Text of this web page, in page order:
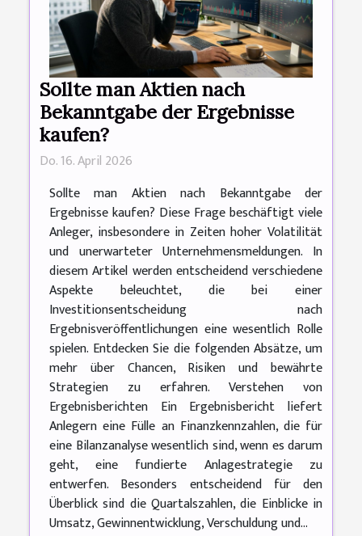
Sollte man Aktien nach
Bekanntgabe der Ergebnisse
kaufen?
Do. 16. April 2026
Sollte man Aktien nach Bekanntgabe der
Ergebnisse kaufen? Diese Frage beschäftigt viele
Anleger, insbesondere in Zeiten hoher Volatilität
und unerwarteter Unternehmensmeldungen. In
diesem Artikel werden entscheidend verschiedene
Aspekte beleuchtet, die bei einer
Investitionsentscheidung nach
Ergebnisveröffentlichungen eine wesentlich Rolle
spielen. Entdecken Sie die folgenden Absätze, um
mehr über Chancen, Risiken und bewährte
Strategien zu erfahren. Verstehen von
Ergebnisberichten Ein Ergebnisbericht liefert
Anlegern eine Fülle an Finanzkennzahlen, die für
eine Bilanzanalyse wesentlich sind, wenn es darum
geht, eine fundierte Anlagestrategie zu
entwerfen. Besonders entscheidend für den
Überblick sind die Quartalszahlen, die Einblicke in
Umsatz, Gewinnentwicklung, Verschuldung und...